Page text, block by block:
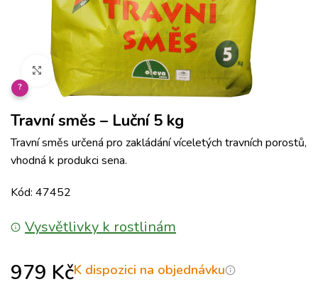
Klikněte pro zvětšení
?
Travní směs – Luční 5 kg
Travní směs určená pro zakládání víceletých travních porostů,
vhodná k produkci sena.
Kód: 47452
Vysvětlivky k rostlinám
979 KčK dispozici na objednávku